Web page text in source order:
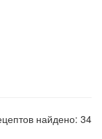
найдено: 34